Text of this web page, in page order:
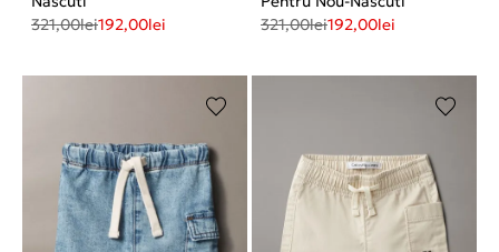
321,00lei192,00lei
321,00lei192,00lei